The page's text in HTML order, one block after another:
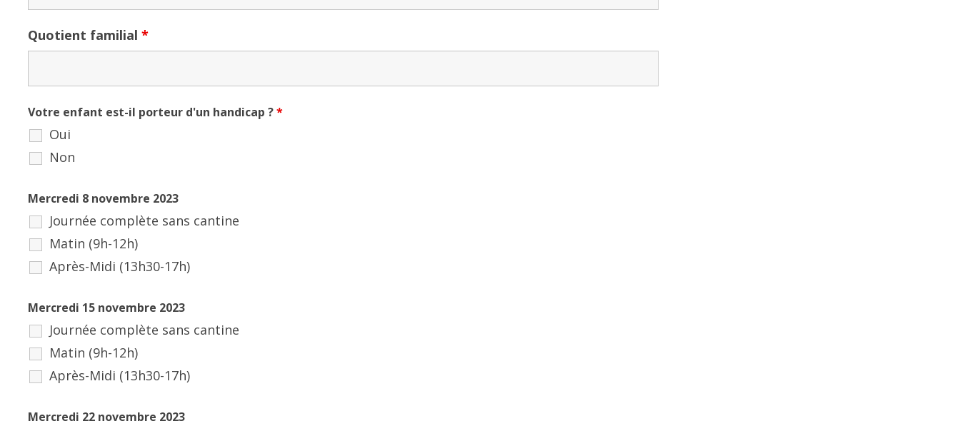
Quotient familial *
Votre enfant est-il porteur d'un handicap ?*
Oui
Non
Mercredi 8 novembre 2023
Journée complète sans cantine
Matin (9h-12h)
Après-Midi (13h30-17h)
Mercredi 15 novembre 2023
Journée complète sans cantine
Matin (9h-12h)
Après-Midi (13h30-17h)
Mercredi 22 novembre 2023